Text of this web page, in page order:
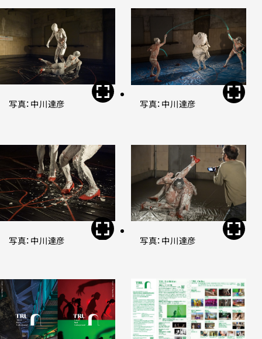
写真：中川達彦 写真：中川達彦
写真：中川達彦 写真：中川達彦